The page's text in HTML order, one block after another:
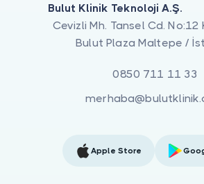
Bulut Klinik Teknoloji A.Ş.
Cevizli Mh. Tansel Cd. No:12
Bulut Plaza Maltepe /
0850 711 11 33
Apple Store